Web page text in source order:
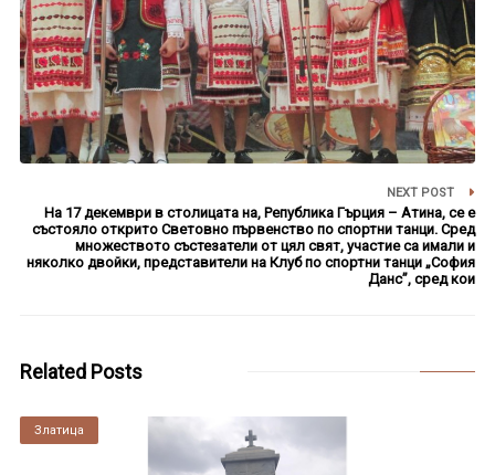
NEXT POST
На 17 декември в столицата на, Република Гърция – Атина, се е
състояло открито Световно първенство по спортни танци. Сред
множеството състезатели от цял свят, участие са имали и
няколко двойки, представители на Клуб по спортни танци „София
Данс”, сред кои
Related Posts
Златица